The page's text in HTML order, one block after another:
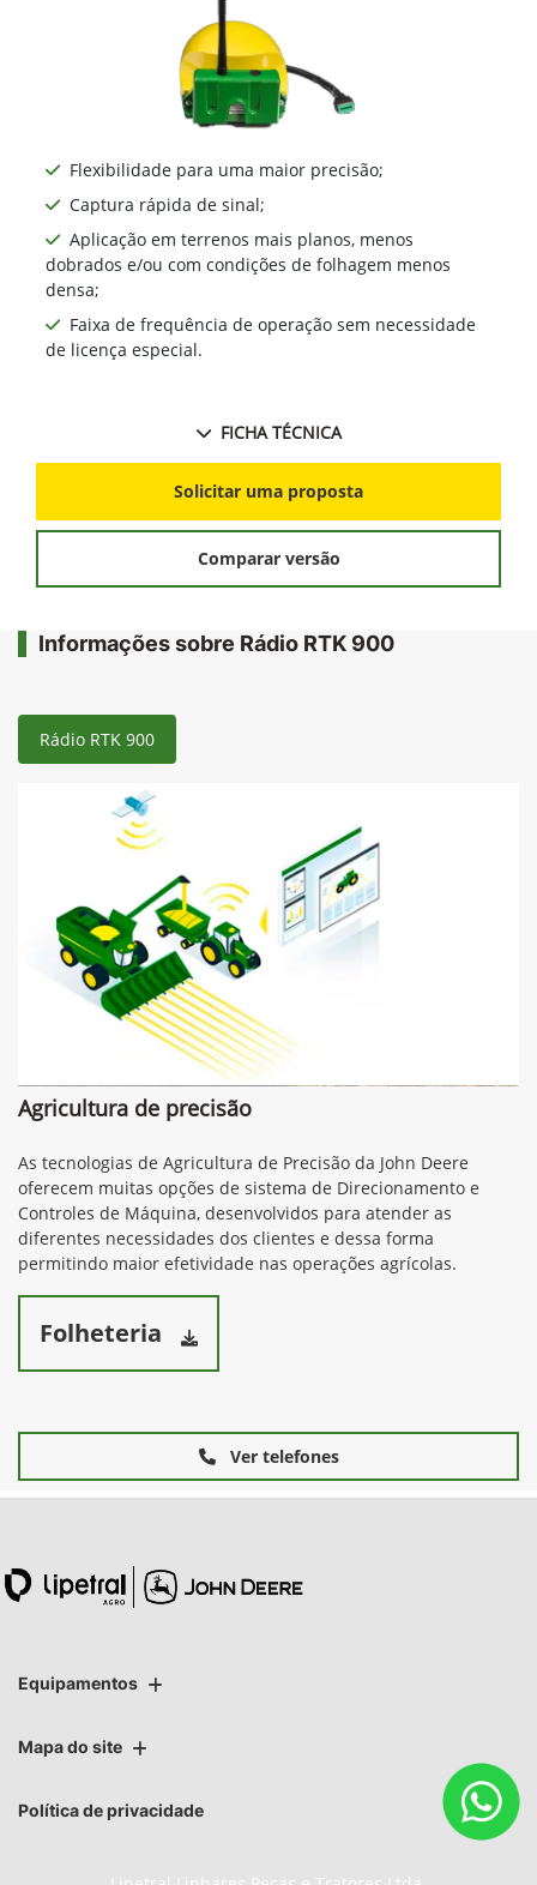
Flexibilidade para uma maior precisão;
Captura rápida de sinal;
Aplicação em terrenos mais planos, menos
dobrados e/ou com condições de folhagem menos
densa;
Faixa de frequência de operação sem necessidade
de licença especial.
FICHA TÉCNICA
Solicitar uma proposta
Comparar versão
Informações sobre Rádio RTK 900
Rádio RTK 900
Agricultura de precisão
As tecnologias de Agricultura de Precisão da John Deere
oferecem muitas opções de sistema de Direcionamento e
Controles de Máquina, desenvolvidos para atender as
diferentes necessidades dos clientes e dessa forma
permitindo maior efetividade nas operações agrícolas.
Folheteria
Ver telefones
Equipamentos
Mapa do site
Política de privacidade